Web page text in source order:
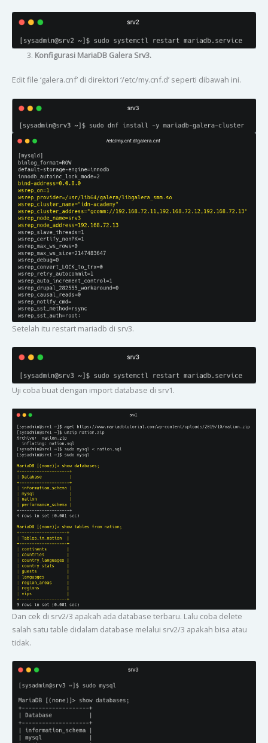
Konfigurasi MariaDB Galera Srv3.
Edit file ‘galera.cnf’ di direktori ‘/etc/my.cnf.d’ seperti dibawah ini.
Setelah itu restart mariadb di srv3.
Uji coba buat dengan import database di srv1.
Dan cek di srv2/3 apakah ada database terbaru. Lalu coba delete
salah satu table didalam database melalui srv2/3 apakah bisa atau
tidak.